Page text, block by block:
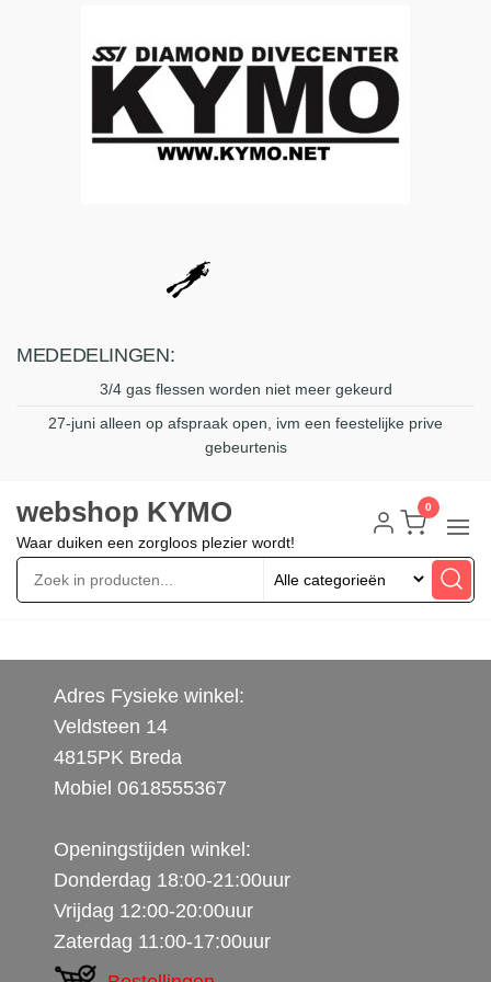
MEDEDELINGEN:
3/4 gas flessen worden niet meer gekeurd
27-juni alleen op afspraak open, ivm een feestelijke prive
gebeurtenis
webshop KYMO
Waar duiken een zorgloos plezier wordt!
0
Adres Fysieke winkel:
Veldsteen 14
4815PK Breda
Mobiel 0618555367
Openingstijden winkel:
Donderdag 18:00-21:00uur
Vrijdag 12:00-20:00uur
Zaterdag 11:00-17:00uur